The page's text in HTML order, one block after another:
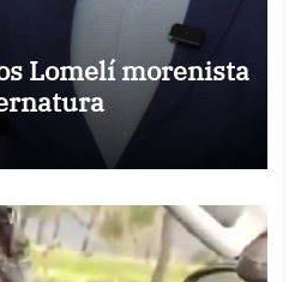
Lomelí morenista